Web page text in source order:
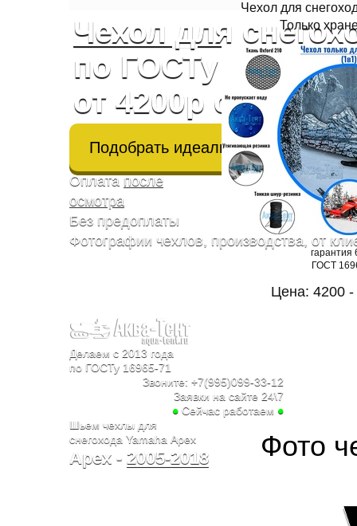
Чехол для
по ГОСТу через
от 4200р с
Подобрать идеальный чехол
Оплата после
осмотра
Без предоплаты
Фотографии чехлов, производства, от
Делаем с 2013 года
по ГОСТу 16965-71
Звоните: +7(995)099-33-12
Заявки на сайте 24\7
● Сейчас работаем ●
Шьем чехлы для
снегохода Yamaha Apex
Apex - 2005-2018
Чехол для
Только
гарантия
ГОСТ
Цена: 4200 -
Фото